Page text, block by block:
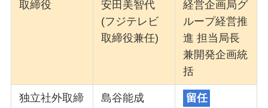
取締役
安田美智代
(フジテレビ
取締役兼任)
経営企画局グ
ループ経営推
進 担当局長
兼開発企画統
括
独立社外取締
島谷能成
留任